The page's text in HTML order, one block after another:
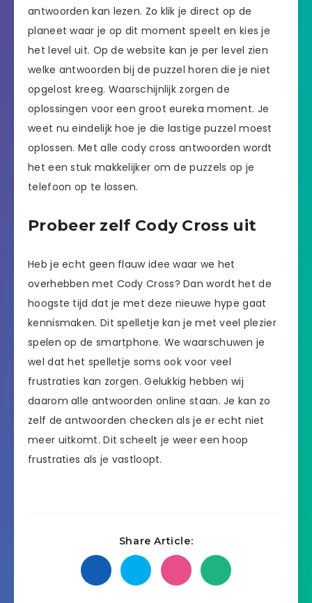
antwoorden kan lezen. Zo klik je direct op de
planeet waar je op dit moment speelt en kies je
het level uit. Op de website kan je per level zien
welke antwoorden bij de puzzel horen die je niet
opgelost kreeg. Waarschijnlijk zorgen de
oplossingen voor een groot eureka moment. Je
weet nu eindelijk hoe je die lastige puzzel moest
oplossen. Met alle cody cross antwoorden wordt
het een stuk makkelijker om de puzzels op je
telefoon op te lossen.
Probeer zelf Cody Cross uit
Heb je echt geen flauw idee waar we het
overhebben met Cody Cross? Dan wordt het de
hoogste tijd dat je met deze nieuwe hype gaat
kennismaken. Dit spelletje kan je met veel plezier
spelen op de smartphone. We waarschuwen je
wel dat het spelletje soms ook voor veel
frustraties kan zorgen. Gelukkig hebben wij
daarom alle antwoorden online staan. Je kan zo
zelf de antwoorden checken als je er echt niet
meer uitkomt. Dit scheelt je weer een hoop
frustraties als je vastloopt.
Share Article: